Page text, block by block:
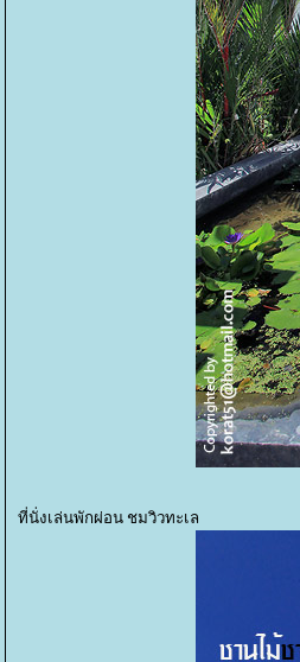
ที่นั่งเล่นพักผ่อน ชมวิวทะเล